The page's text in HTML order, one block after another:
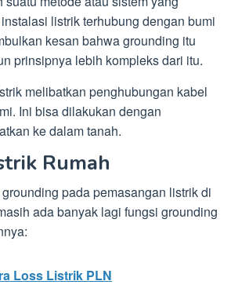
listrik terhubung dengan bumi
kesan bahwa grounding itu
prinsipnya lebih kompleks dari itu.
melibatkan penghubungan kabel
Ini bisa dilakukan dengan
ke dalam tanah.
Rumah
pada pemasangan listrik di
ada banyak lagi fungsi grounding
Loss Listrik PLN